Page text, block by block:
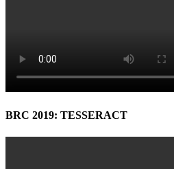
BRC 2019: TESSERACT